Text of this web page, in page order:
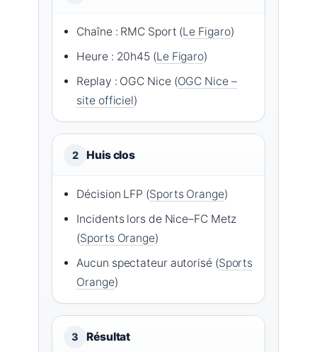
Chaîne : RMC Sport (Le Figaro)
Heure : 20h45 (Le Figaro)
Replay : OGC Nice (OGC Nice –
site officiel)
2 Huis clos
Décision LFP (Sports Orange)
Incidents lors de Nice–FC Metz
(Sports Orange)
Aucun spectateur autorisé (Sports
Orange)
3 Résultat